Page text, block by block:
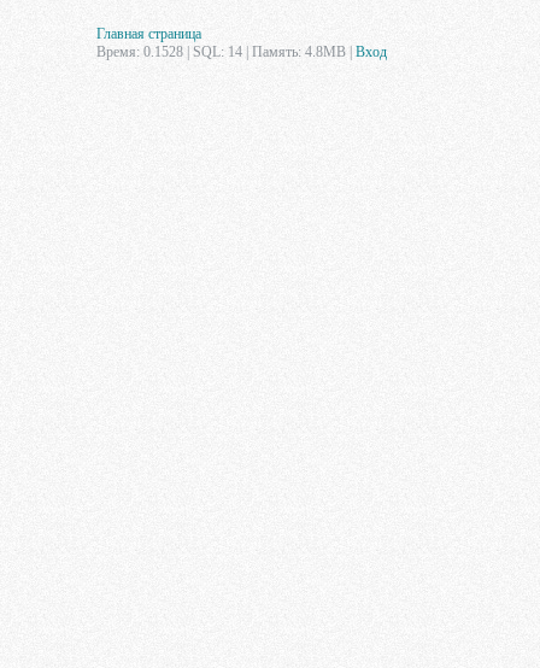
Главная страница
Время: 0.1528 | SQL: 14 | Память: 4.8MB Вход